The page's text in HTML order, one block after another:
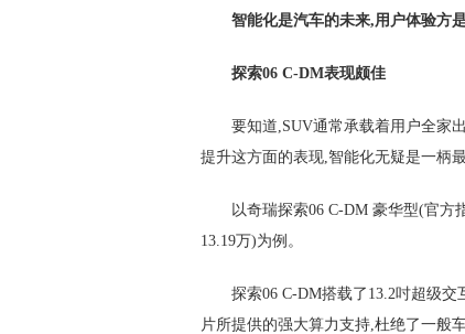
智能化是汽车的未来,用户体验方
探索06 C-DM表现颇佳
要知道,SUV通常承载着用户全家
提升这方面的表现,智能化无疑是一柄最
以奇瑞探索06 C-DM 豪华型(官方
13.19万)为例。
探索06 C-DM搭载了13.2吋超级
片所提供的强大算力支持,杜绝了一般